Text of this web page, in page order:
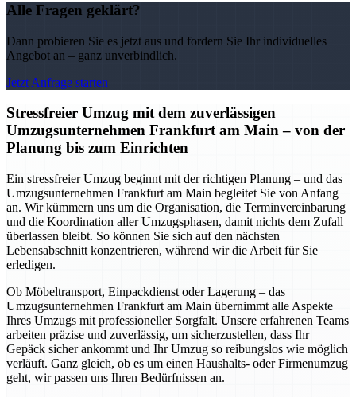
Alle Fragen geklärt?
Dann probieren Sie es jetzt aus und fordern Sie Ihr individuelles
Angebot an – ganz unverbindlich.
Jetzt Anfrage starten
Stressfreier Umzug mit dem zuverlässigen
Umzugsunternehmen Frankfurt am Main – von der
Planung bis zum Einrichten
Ein stressfreier Umzug beginnt mit der richtigen Planung – und das
Umzugsunternehmen Frankfurt am Main begleitet Sie von Anfang
an. Wir kümmern uns um die Organisation, die Terminvereinbarung
und die Koordination aller Umzugsphasen, damit nichts dem Zufall
überlassen bleibt. So können Sie sich auf den nächsten
Lebensabschnitt konzentrieren, während wir die Arbeit für Sie
erledigen.
Ob Möbeltransport, Einpackdienst oder Lagerung – das
Umzugsunternehmen Frankfurt am Main übernimmt alle Aspekte
Ihres Umzugs mit professioneller Sorgfalt. Unsere erfahrenen Teams
arbeiten präzise und zuverlässig, um sicherzustellen, dass Ihr
Gepäck sicher ankommt und Ihr Umzug so reibungslos wie möglich
verläuft. Ganz gleich, ob es um einen Haushalts- oder Firmenumzug
geht, wir passen uns Ihren Bedürfnissen an.